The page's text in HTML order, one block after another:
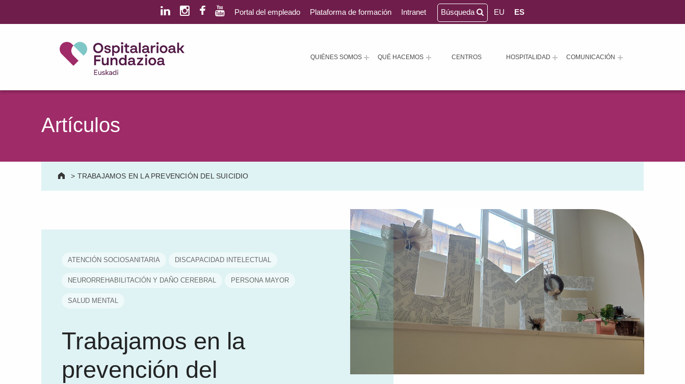
QUIÉNES SOMOS QUÉ HACEMOS CENTROS HOSPITALIDAD COMUNICACIÓN
Portal del empleado Plataforma de formación Intranet Búsqueda EU ES
Artículos
> TRABAJAMOS EN LA PREVENCIÓN DEL SUICIDIO
ATENCIÓN SOCIOSANITARIA DISCAPACIDAD INTELECTUAL
NEURORREHABILITACIÓN Y DAÑO CEREBRAL PERSONA MAYOR
SALUD MENTAL
Trabajamos en la
prevención del